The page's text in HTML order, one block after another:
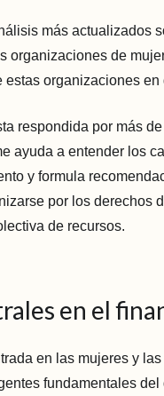
más actualizados
organizaciones de
organizaciones
respondida por más
ayuda a entender los
y formula
por los derechos
de recursos.
en el
en las mujeres y
fundamentales del